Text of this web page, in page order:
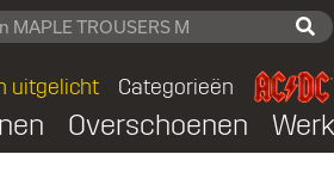
uitgelicht Categorieën
Overschoenen